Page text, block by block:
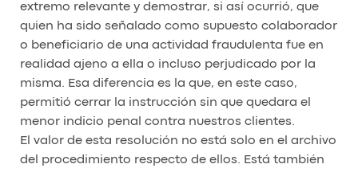
extremo relevante y demostrar, si así ocurrió, que
quien ha sido señalado como supuesto colaborador
o beneficiario de una actividad fraudulenta fue en
realidad ajeno a ella o incluso perjudicado por la
misma. Esa diferencia es la que, en este caso,
permitió cerrar la instrucción sin que quedara el
menor indicio penal contra nuestros clientes.
El valor de esta resolución no está solo en el archivo
del procedimiento respecto de ellos. Está también